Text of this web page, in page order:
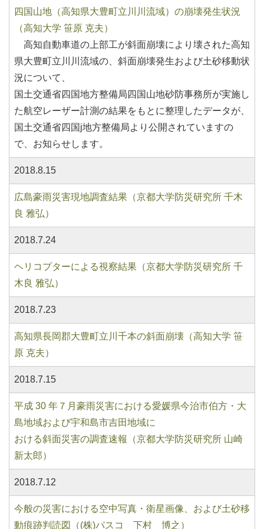
四国山地（高知県大豊町立川川流域）の崩壊発生状況
（高知大学 笹原 克夫）
高知自動車道の上部工が斜面崩壊により壊された高知
県大豊町立川川流域の、斜面崩壊発生および土砂移動状
況について、
国土交通省四国地方整備局四国山地砂防事務所が実施し
た航空レーザー計測の結果をもとに整理したデータが、
国土交通省四国j地方整備局より公開されていますの
で、お知らせします。
2018.8.15
広島豪雨災害現地調査結果（京都大学防災研究所 千木
良 雅弘）
2018.7.24
ヘリコプターによる視察結果（京都大学防災研究所 千
木良 雅弘）
2018.7.23
高知県長岡郡大豊町立川千本の斜面崩壊（高知大学 笹
原 克夫）
2018.7.15
平成 30 年７⽉豪⾬災害における愛媛県今治市伯⽅・⼤
島地域および宇和島市吉⽥地域に
おける斜⾯災害の調査速報（京都⼤学防災研究所 ⼭崎
新太郎）
2018.7.12
今般の災害における空中写真・衛星画像、および土砂移
動痕跡判読図（(株)パスコ 下村 博之）